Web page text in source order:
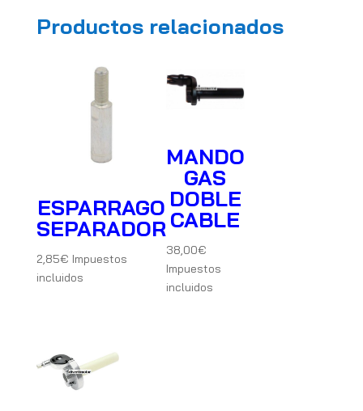
Productos relacionados
ESPARRAGO
SEPARADOR
2,85€ Impuestos
incluidos
MANDO
GAS
DOBLE
CABLE
38,00€
Impuestos
incluidos